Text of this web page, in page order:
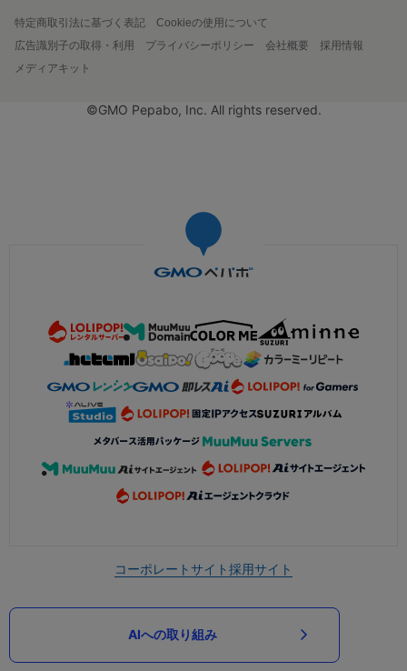
特定商取引法に基づく表記
Cookieの使用について
広告識別子の取得・利用
プライバシーポリシー 会社概要
採用情報
メディアキット
©GMO Pepabo, Inc. All rights reserved.
コーポレートサイト採用サイト
AIへの取り組み